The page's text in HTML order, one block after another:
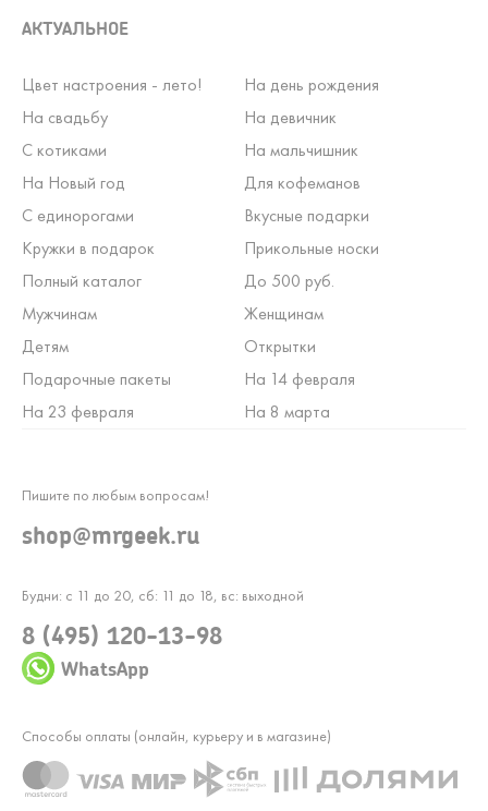
АКТУАЛЬНОЕ
Цвет настроения - лето!
На день рождения
На свадьбу
На девичник
С котиками
На мальчишник
На Новый год
Для кофеманов
С единорогами
Вкусные подарки
Кружки в подарок
Прикольные носки
Полный каталог
До 500 руб.
Мужчинам
Женщинам
Детям
Открытки
Подарочные пакеты
На 14 февраля
На 23 февраля
На 8 марта
Будни: с 11 до 20, сб: 11 до 18, вс: выходной
8 (495) 120-13-98
WhatsApp
Пишите по любым вопросам!
shop@mrgeek.ru
Способы оплаты (онлайн, курьеру и в магазине)